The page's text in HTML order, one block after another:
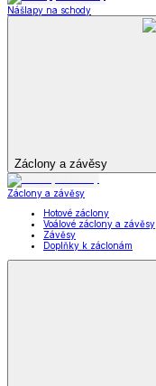
Nášlapy na schody
Záclony a závěsy
Záclony a závěsy
Hotové záclony
Voálové záclony a závěsy
Závěsy
Doplňky k záclonám